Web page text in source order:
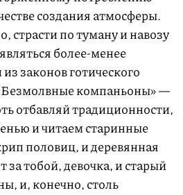
создания атмосферы.
страсти по туману и навозу
более-менее
законов готического
компаньоны» —
отбавляй традиционности,
и читаем старинные
половиц, и деревянная
за тобой, девочка, и старый
и, конечно, столь